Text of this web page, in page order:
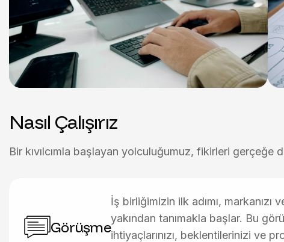
Nasıl Çalışırız
Bir kıvılcımla başlayan yolculuğumuz, fikirleri
Görüşme
İş birliğimizin ilk adımı, markanızı
yakından tanımakla başlar. Bu
ihtiyaçlarınızı, beklentilerinizi ve